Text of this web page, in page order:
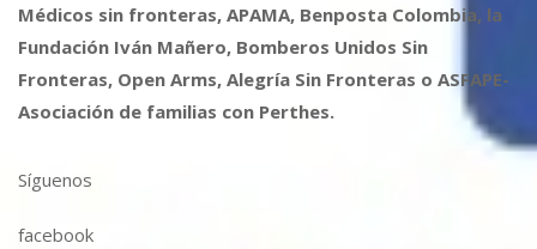
Médicos sin fronteras, APAMA, Benposta Colombia, la
Fundación Iván Mañero, Bomberos Unidos Sin
Fronteras, Open Arms, Alegría Sin Fronteras o ASFAPE-
Asociación de familias con Perthes.
Síguenos
facebook